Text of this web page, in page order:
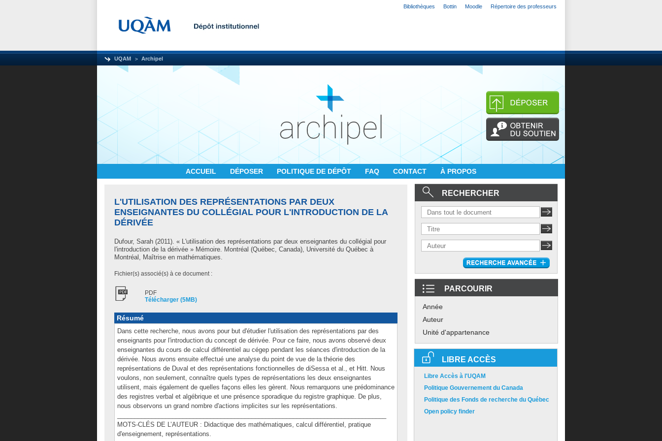
Bibliothèques Bottin Moodle Répertoire des professeurs
UQAM Archipel
ACCUEIL DÉPOSER POLITIQUE DE DÉPÔT FAQ CONTACT À PROPOS
L'UTILISATION DES REPRÉSENTATIONS PAR DEUX
ENSEIGNANTES DU COLLÉGIAL POUR L'INTRODUCTION DE LA
DÉRIVÉE
Dufour, Sarah (2011). « L'utilisation des représentations par deux enseignantes du collégial pour
l'introduction de la dérivée » Mémoire. Montréal (Québec, Canada), Université du Québec à
Montréal, Maîtrise en mathématiques.
Fichier(s) associé(s) à ce document :
PDF
Télécharger (5MB)
Résumé
Dans cette recherche, nous avons pour but d'étudier l'utilisation des représentations par des
enseignants pour l'introduction du concept de dérivée. Pour ce faire, nous avons observé deux
enseignantes du cours de calcul différentiel au cégep pendant les séances d'introduction de la
dérivée. Nous avons ensuite effectué une analyse du point de vue de la théorie des
représentations de Duval et des représentations fonctionnelles de diSessa et al., et Hitt. Nous
voulons, non seulement, connaître quels types de représentations les deux enseignantes
utilisent, mais également de quelles façons elles les gèrent. Nous remarquons une prédominance
des registres verbal et algébrique et une présence sporadique du registre graphique. De plus,
nous observons un grand nombre d'actions implicites sur les représentations.
MOTS-CLÉS DE L’AUTEUR : Didactique des mathématiques, calcul différentiel, pratique
d'enseignement, représentations.
RECHERCHER
PARCOURIR
Année
Auteur
Unité d'appartenance
LIBRE ACCÈS
Libre Accès à l'UQAM
Politique Gouvernement du Canada
Politique des Fonds de recherche du Québec
Open policy finder